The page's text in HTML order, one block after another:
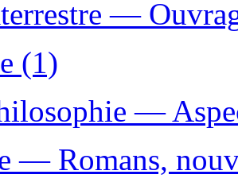
—
(1)
—
— Romans,